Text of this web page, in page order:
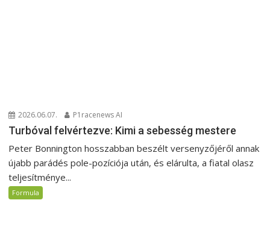
2026.06.07. P1racenews AI
Turbóval felvértezve: Kimi a sebesség mestere
Peter Bonnington hosszabban beszélt versenyzőjéről annak
újabb parádés pole-pozíciója után, és elárulta, a fiatal olasz
teljesítménye...
Formula